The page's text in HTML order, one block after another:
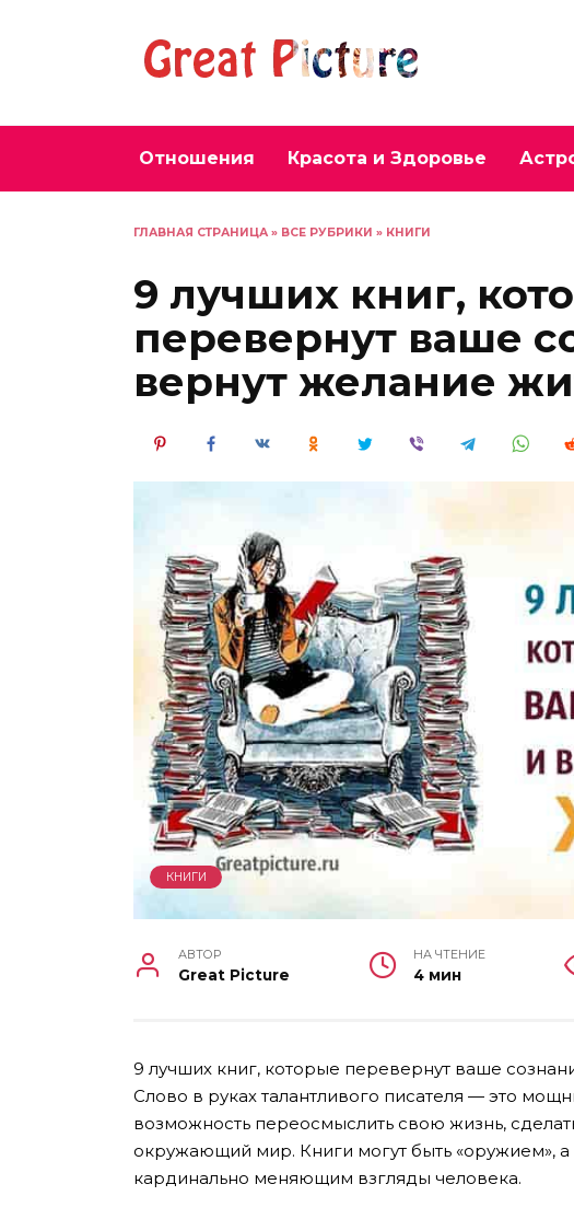
Отношения Красота и Здоровье
ГЛАВНАЯ СТРАНИЦА » ВСЕ РУБРИКИ » КНИГИ
9 лучших книг,
перевернут ваше
вернут желание
КНИГИ
АВТОР
Great Picture
НА ЧТЕНИЕ
4 мин
9 лучших книг, которые перевернут ваше
Слово в руках талантливого писателя — это
возможность переосмыслить свою жизнь,
окружающий мир. Книги могут быть «оружием», а
кардинально меняющим взгляды человека.